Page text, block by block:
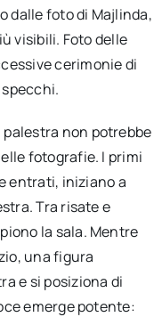
dalle foto di Majlinda,
visibili. Foto delle
cerimonie di
non potrebbe
fotografie. I primi
entrati, iniziano a
Tra risate e
la sala. Mentre
una figura
e si posiziona di
emerge potente: